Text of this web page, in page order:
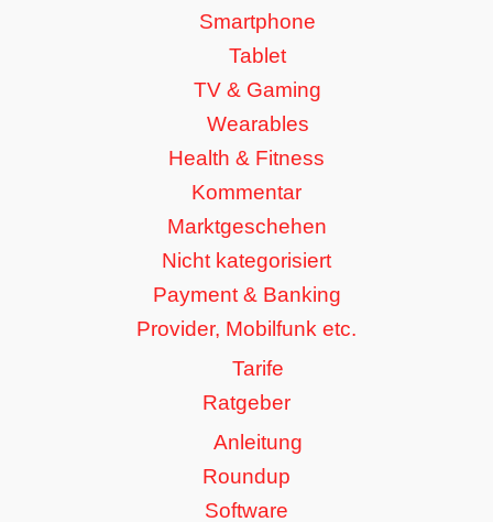
Smartphone
Tablet
TV & Gaming
Wearables
Health & Fitness
Kommentar
Marktgeschehen
Nicht kategorisiert
Payment & Banking
Provider, Mobilfunk etc.
Tarife
Ratgeber
Anleitung
Roundup
Software